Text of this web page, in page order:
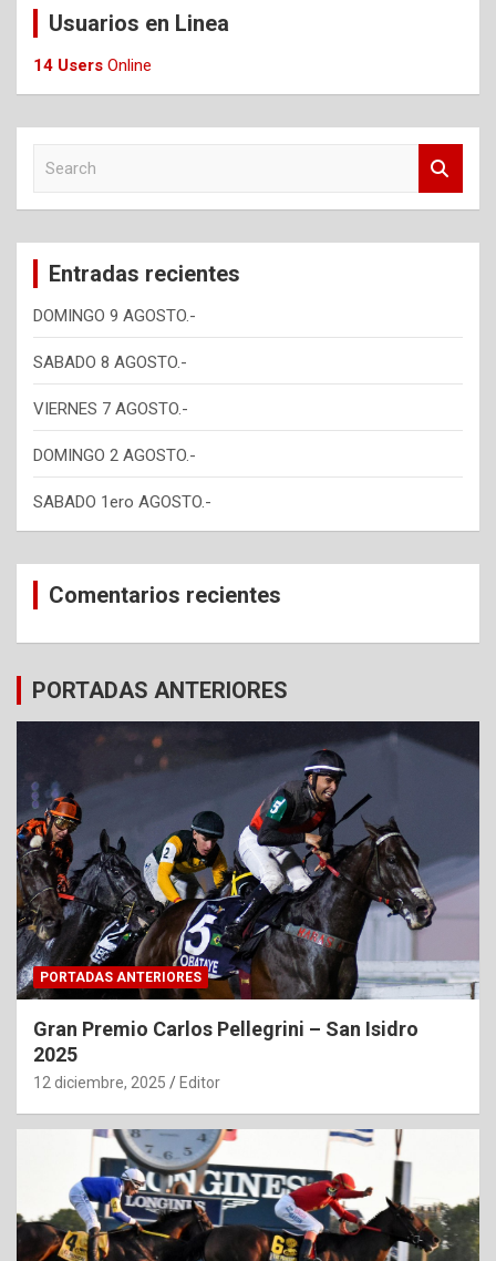
Usuarios en Linea
14 Users Online
c
Entradas recientes
DOMINGO 9 AGOSTO.-
SABADO 8 AGOSTO.-
VIERNES 7 AGOSTO.-
DOMINGO 2 AGOSTO.-
SABADO 1ero AGOSTO.-
Comentarios recientes
PORTADAS ANTERIORES
PORTADAS ANTERIORES
Gran Premio Carlos Pellegrini – San Isidro
2025
12 diciembre, 2025 Editor